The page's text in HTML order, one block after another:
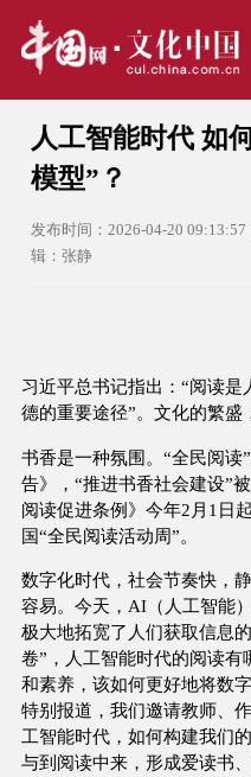
人工智能时代 如
模型”？
发布时间：2026-04-20
辑：张静
习近平总书记指出：“阅读
德的重要途径”。文化的繁盛
书香是一种氛围。“全民阅读
告》，“推进书香社会建设”
阅读促进条例》今年2月1日
国“全民阅读活动周”。
数字化时代，社会节奏快，
容易。今天，AI（人工智能
极大地拓宽了人们获取信息
卷”，人工智能时代的阅读
和素养，该如何更好地将数
特别报道，我们邀请教师、
工智能时代，如何构建我们
与到阅读中来，形成爱读书